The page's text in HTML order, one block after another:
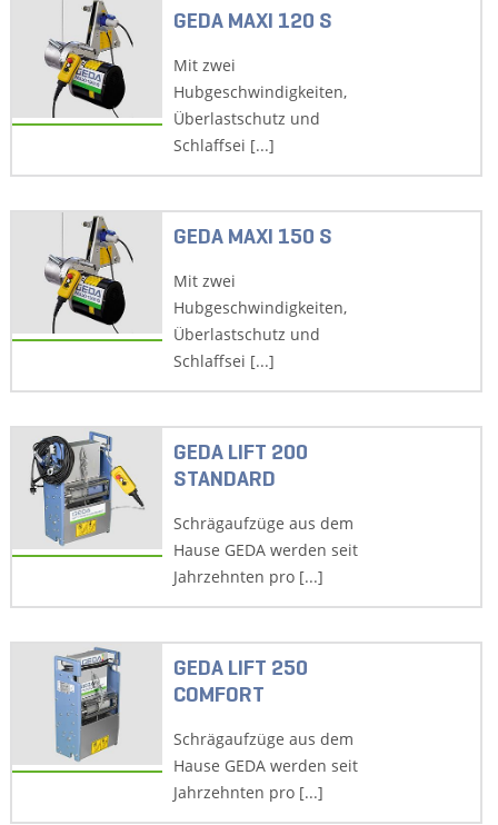
GEDA MAXI 120 S
Mit zwei
Hubgeschwindigkeiten,
Überlastschutz und
Schlaffsei [...]
GEDA MAXI 150 S
Mit zwei
Hubgeschwindigkeiten,
Überlastschutz und
Schlaffsei [...]
GEDA LIFT 200
STANDARD
Schrägaufzüge aus dem
Hause GEDA werden seit
Jahrzehnten pro [...]
GEDA LIFT 250
COMFORT
Schrägaufzüge aus dem
Hause GEDA werden seit
Jahrzehnten pro [...]